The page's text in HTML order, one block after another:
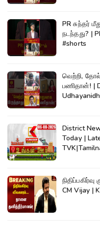
PR சுந்தர்
நடந்தது? |
#shorts
வெற்றி,
பணிதான்! |
District
Today |
CM Vijay |